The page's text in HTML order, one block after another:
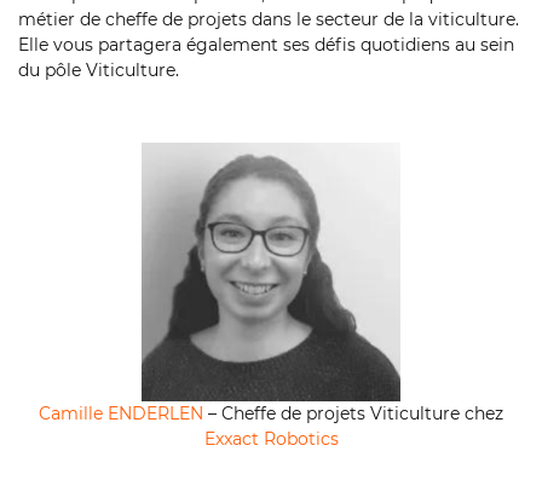
métier de cheffe de projets dans le secteur de la viticulture.
Elle vous partagera également ses défis quotidiens au sein
du pôle Viticulture.
Camille ENDERLEN – Cheffe de projets Viticulture chez
Exxact Robotics